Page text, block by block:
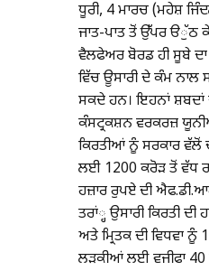
ਧੂਰੀ, 4 ਮਾਰਚ (ਮਹੇਸ਼
ਜਾਤ-ਪਾਤ ਤੋਂ ਉੱਪਰ ੳੁੱਠ
ਵੈਲਫੇਅਰ ਬੋਰਡ ਹੀ ਸੂਬੇ ਦਾ
ਵਿੱਚ ਊਸਾਰੀ ਦੇ ਕੰਮ
ਸਕਦੇ ਹਨ। ਇਹਨਾਂ ਸ਼ਬਦਾਂ
ਕੰਸਟ੍ਰਕਸ਼ਨ ਵਰਕਰਜ਼
ਕਿਰਤੀਆਂ ਨੂੰ ਸਰਕਾਰ ਵੱਲੋਂ
ਲਈ 1200 ਕਰੋੜ ਤੋਂ ਵੱਧ
ਹਜ਼ਾਰ ਰੁਪਏ ਦੀ
ਤਰਾਂ੍ਹ ਉਸਾਰੀ ਕਿਰਤੀ
ਅਤੇ ਮ੍ਰਿਤਕ ਦੀ ਵਿਧਵਾ ਨੂੰ
ਲੜਕੀਆਂ ਲਈ ਵਜੀਫਾ 40